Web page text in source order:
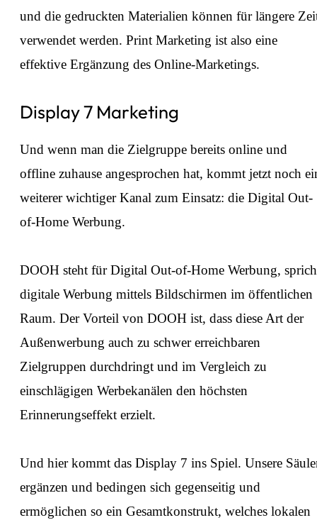
und die gedruckten Materialien können für längere
verwendet werden. Print Marketing ist also eine
effektive Ergänzung des Online-Marketings.
Display 7 Marketing
Und wenn man die Zielgruppe bereits online und
offline zuhause angesprochen hat, kommt jetzt noch
weiterer wichtiger Kanal zum Einsatz: die Digital Out-
of-Home Werbung.
⁠DOOH steht für Digital Out-of-Home Werbung, sprich
digitale Werbung mittels Bildschirmen im öffentlichen
Raum. Der Vorteil von DOOH ist, dass diese Art der
Außenwerbung auch zu schwer erreichbaren
Zielgruppen durchdringt und im Vergleich zu
einschlägigen Werbekanälen den höchsten
Erinnerungseffekt erzielt.
⁠Und hier kommt das Display 7 ins Spiel. Unsere
ergänzen und bedingen sich gegenseitig und
ermöglichen so ein Gesamtkonstrukt, welches lokalen